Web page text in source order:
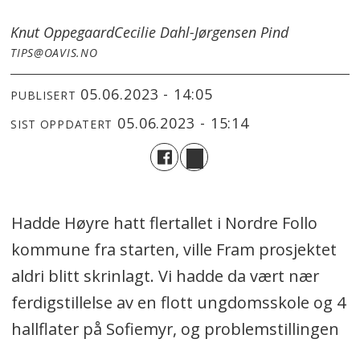
Knut OppegaardCecilie Dahl-Jørgensen Pind
TIPS@OAVIS.NO
PUBLISERT 05.06.2023 - 14:05
SIST OPPDATERT 05.06.2023 - 15:14
Hadde Høyre hatt flertallet i Nordre Follo
kommune fra starten, ville Fram prosjektet
aldri blitt skrinlagt. Vi hadde da vært nær
ferdigstillelse av en flott ungdomsskole og 4
hallflater på Sofiemyr, og problemstillingen